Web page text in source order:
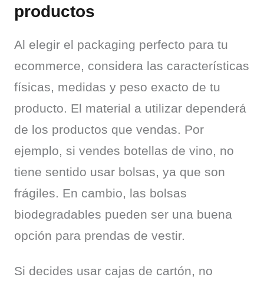
productos
Al elegir el packaging perfecto para tu
ecommerce, considera las características
físicas, medidas y peso exacto de tu
producto. El material a utilizar dependerá
de los productos que vendas. Por
ejemplo, si vendes botellas de vino, no
tiene sentido usar bolsas, ya que son
frágiles. En cambio, las bolsas
biodegradables pueden ser una buena
opción para prendas de vestir.
Si decides usar cajas de cartón, no